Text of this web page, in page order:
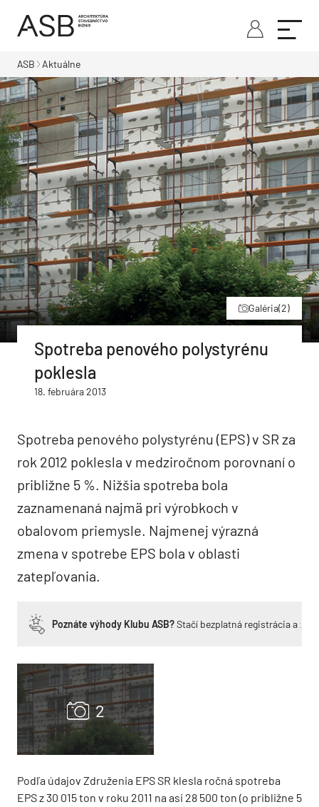
ASB Aktuálne
Galéria(2)
Spotreba penového polystyrénu
poklesla
18. februára 2013
Spotreba penového polystyrénu (EPS) v SR za
rok 2012 poklesla v medziročnom porovnaní o
približne 5 %. Nižšia spotreba bola
zaznamenaná najmä pri výrobkoch v
obalovom priemysle. Najmenej výrazná
zmena v spotrebe EPS bola v oblasti
zatepľovania.
Poznáte výhody Klubu ASB?Stačí bezplatná registrácia a
Podľa údajov Združenia EPS SR klesla ročná spotreba
EPS z 30 015 ton v roku 2011 na asi 28 500 ton (o približne 5